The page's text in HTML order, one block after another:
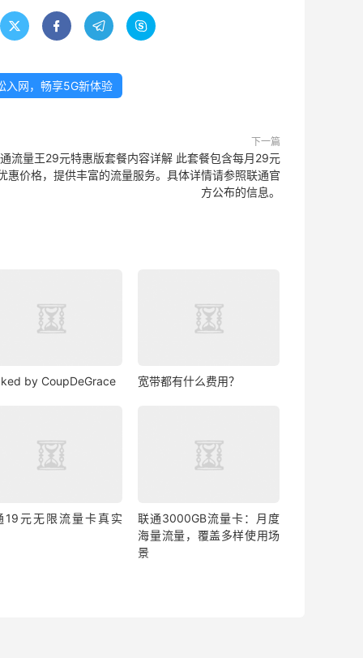
   
入网，畅享5G新体验
下一篇
流量王29元特惠版套餐内容详解 此套餐包含每月29元
惠价格，提供丰富的流量服务。具体详情请参照联通官
方公布的信息。
by CoupDeGrace 宽带都有什么费用？
19元无限流量卡真实
联通3000GB流量卡：月度
海量流量，覆盖多样使用场
景